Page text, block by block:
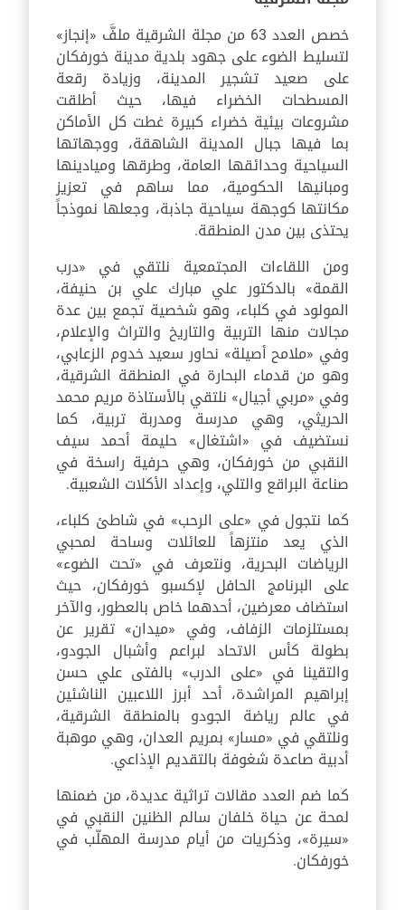
خصص العدد 63 من مجلة الشرقية ملفَّ «إنجاز»
لتسليط الضوء على جهود بلدية مدينة خورفكان
على صعيد تشجير المدينة، وزيادة رقعة
المسطحات الخضراء فيها، حيث أطلقت
مشروعات بيئية خضراء كبيرة غطت كل الأماكن
بما فيها جبال المدينة الشاهقة، ووجهاتها
السياحية وحدائقها العامة، وطرقها وميادينها
ومبانيها الحكومية، مما ساهم في تعزيز
مكانتها كوجهة سياحية جاذبة، وجعلها نموذجاً
يحتذى بين مدن المنطقة.
ومن اللقاءات المجتمعية نلتقي في «درب
القمة» بالدكتور علي مبارك علي بن حنيفة،
المولود في كلباء، وهو شخصية تجمع بين عدة
مجالات منها التربية والتاريخ والتراث والإعلام،
وفي «ملامح أصيلة» نحاور سعيد خدوم الزعابي،
وهو من قدماء البحارة في المنطقة الشرقية،
وفي «مربي أجيال» نلتقي بالأستاذة مريم محمد
الحريثي، وهي مدرسة ومدربة تربية، كما
نستضيف في «اشتغال» حليمة أحمد سيف
النقبي من خورفكان، وهي حرفية راسخة في
صناعة البراقع والتلي، وإعداد الأكلات الشعبية.
كما نتجول في «على الرحب» في شاطئ كلباء،
الذي يعد منتزهاً للعائلات وساحة لمحبي
الرياضات البحرية، ونتعرف في «تحت الضوء»
على البرنامج الحافل لإكسبو خورفكان، حيث
استضاف معرضين، أحدهما خاص بالعطور، والآخر
بمستلزمات الزفاف، وفي «ميدان» تقرير عن
بطولة كأس الاتحاد لبراعم وأشبال الجودو،
والتقينا في «على الدرب» بالفتى علي حسن
إبراهيم المراشدة، أحد أبرز اللاعبين الناشئين
في عالم رياضة الجودو بالمنطقة الشرقية،
ونلتقي في «مسار» بمريم العدان، وهي موهبة
أدبية صاعدة شغوفة بالتقديم الإذاعي.
كما ضم العدد مقالات تراثية عديدة، من ضمنها
لمحة عن حياة خلفان سالم الظنين النقبي في
«سيرة»، وذكريات من أيام مدرسة المهلّب في
خورفكان.